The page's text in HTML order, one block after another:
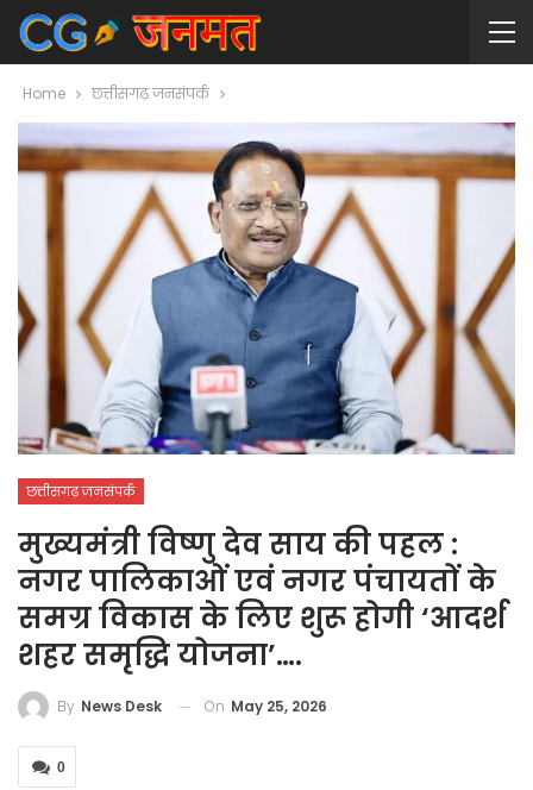
Home छत्तीसगढ़ जनसंपर्क
छत्तीसगढ़ जनसंपर्क
मुख्यमंत्री विष्णु देव साय की पहल :
नगर पालिकाओं एवं नगर पंचायतों के
समग्र विकास के लिए शुरू होगी ‘आदर्श
शहर समृद्धि योजना’….
By News Desk On May 25, 2026
0